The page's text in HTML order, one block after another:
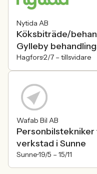
Nytida AB
Köksbiträde/
Gylleby
Hagfors2/7 – tillsvidare
Wafab Bil AB
Personbilstekniker
verkstad i Sunne
Sunne19/5 – 15/11